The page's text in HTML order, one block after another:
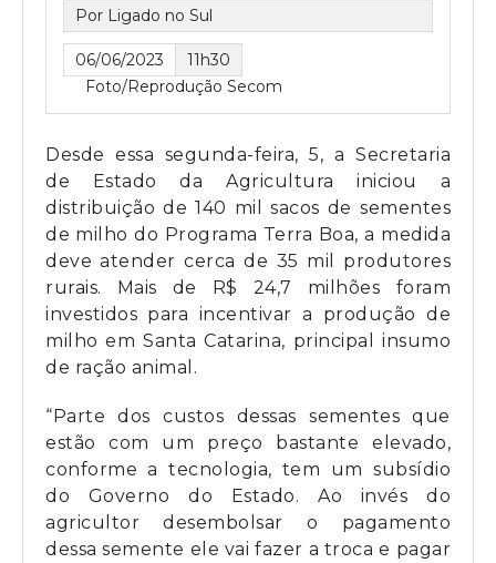
Por Ligado no Sul
06/06/2023
11h30
Foto/Reprodução Secom
Desde essa segunda-feira, 5, a Secretaria
de Estado da Agricultura iniciou a
distribuição de 140 mil sacos de sementes
de milho do Programa Terra Boa, a medida
deve atender cerca de 35 mil produtores
rurais. Mais de R$ 24,7 milhões foram
investidos para incentivar a produção de
milho em Santa Catarina, principal insumo
de ração animal.
“Parte dos custos dessas sementes que
estão com um preço bastante elevado,
conforme a tecnologia, tem um subsídio
do Governo do Estado. Ao invés do
agricultor desembolsar o pagamento
dessa semente ele vai fazer a troca e pagar